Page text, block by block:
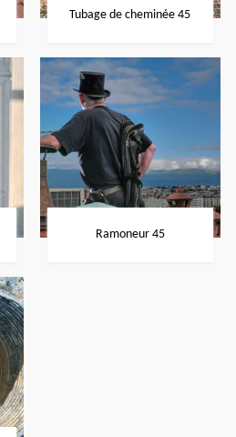
Tubage de cheminée 45
Ramoneur 45